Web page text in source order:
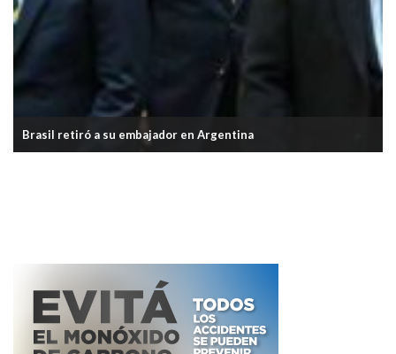
Brasil retiró a su embajador en Argentina